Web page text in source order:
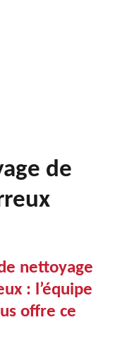
de
nettoyage
: l’équipe
offre ce